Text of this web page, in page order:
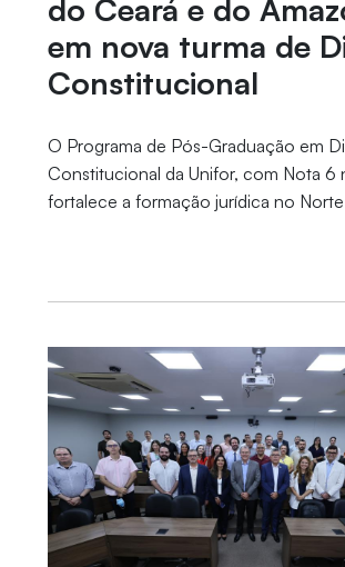
do Ceará e do
em nova turma de
Constitucional
O Programa de Pós-Graduação em
Constitucional da Unifor, com Nota 6
fortalece a formação jurídica no